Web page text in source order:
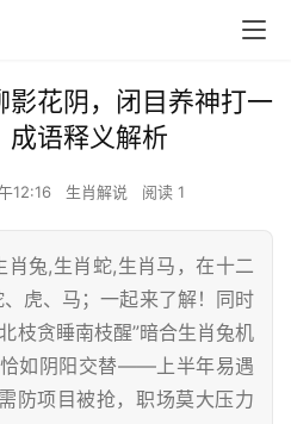
影花阴，闭目养神打一
成语释义解析
12:16 生肖解说 阅读 1
兔,生肖蛇,生肖马，在十二
虎、马；一起来了解！同时
枝贪睡南枝醒”暗合生肖兔机
如阴阳交替——上半年易遇
防项目被抢，职场莫大压力